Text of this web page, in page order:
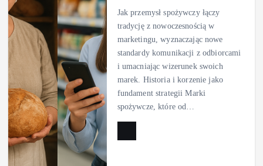
Jak przemysł spożywczy łączy
tradycję z nowoczesnością w
marketingu, wyznaczając nowe
standardy komunikacji z odbiorcami
i umacniając wizerunek swoich
marek. Historia i korzenie jako
fundament strategii Marki
spożywcze, które od…